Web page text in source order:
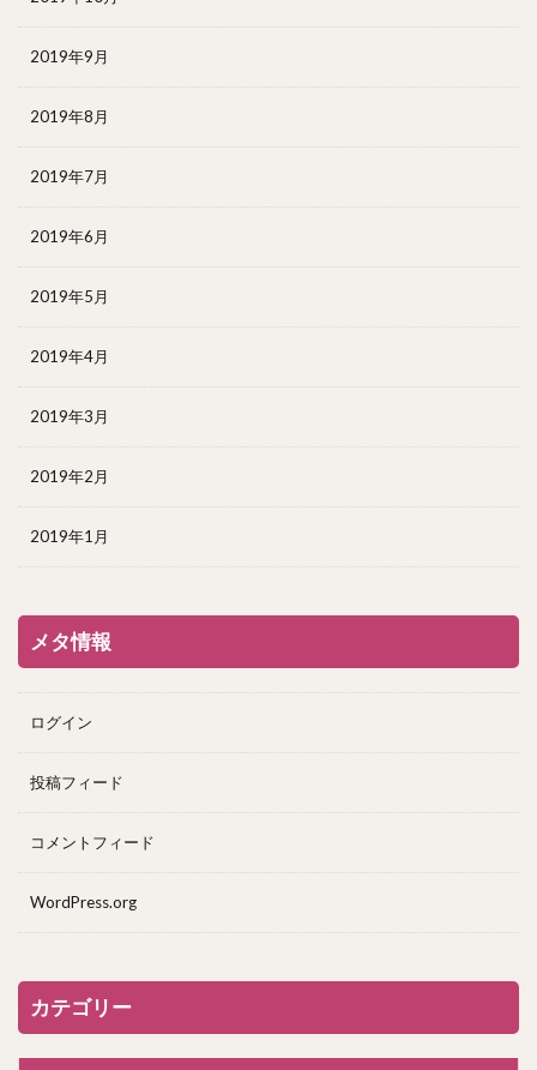
2019年9月
2019年8月
2019年7月
2019年6月
2019年5月
2019年4月
2019年3月
2019年2月
2019年1月
メタ情報
ログイン
投稿フィード
コメントフィード
WordPress.org
カテゴリー